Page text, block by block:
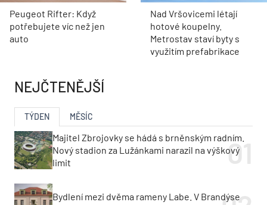
Peugeot Rifter: Když
potřebujete víc než jen
auto
Nad Vršovicemi létají
hotové koupelny.
Metrostav staví byty s
využitím prefabrikace
NEJČTENĚJŠÍ
TÝDEN MĚSÍC
Majitel Zbrojovky se hádá s brněnským radním.
Nový stadion za Lužánkami narazil na výškový
limit
Bydlení mezi dvěma rameny Labe. V Brandýse